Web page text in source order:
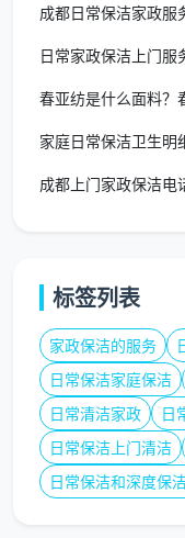
务机构认证规范》
扫都处于可被量化
收表格植入内部系
绝了人情分与随便
握在了自己手里。
给成都家庭一条最
守好价格防线・
远低于时价规律
规公司均遵守统
极大概率会伴随
春亚纺是什么面料？
标签列表
家政保洁的服务
日常保洁家庭保洁
日常清洁家政
日
日常保洁上门清洁
日常保洁和深度保